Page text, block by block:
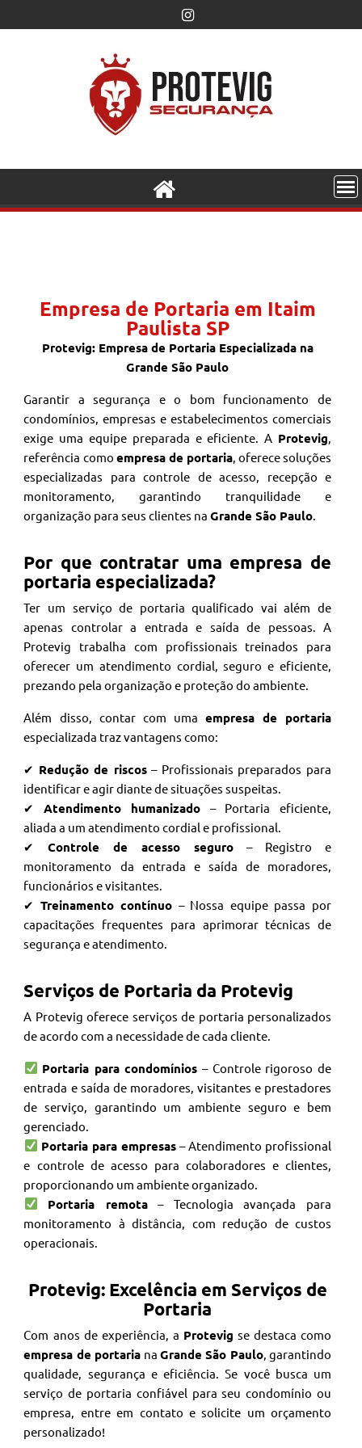
Empresa de Portaria em Itaim
Paulista SP
Protevig: Empresa de Portaria Especializada na
Grande São Paulo
Garantir a segurança e o bom funcionamento de
condomínios, empresas e estabelecimentos comerciais
exige uma equipe preparada e eficiente. A Protevig
referência como empresa de portaria, oferece soluções
especializadas para controle de acesso, recepção e
monitoramento, garantindo tranquilidade e
organização para seus clientes naGrande São Paulo
Por que contratar uma empresa de
portaria especializada?
Ter um serviço de portaria qualificado vai além de
apenas controlar a entrada e saída de pessoas. A
Protevig trabalha com profissionais treinados para
oferecer um atendimento cordial, seguro e eficiente,
prezando pela organização e proteção do ambiente.
Além disso, contar com uma empresa de portaria
especializada traz vantagens como:
✔ Redução de riscos– Profissionais preparados para
identificar e agir diante de situações suspeitas.
✔ Atendimento humanizado – Portaria eficiente,
aliada a um atendimento cordial e profissional.
✔ Controle de acesso seguro– Registro e
monitoramento da entrada e saída de moradores,
funcionários e visitantes.
✔ Treinamento contínuo – Nossa equipe passa por
capacitações frequentes para aprimorar técnicas de
segurança e atendimento.
Serviços de Portaria da Protevig
A Protevig oferece serviços de portaria personalizados
de acordo com a necessidade de cada cliente.
Portaria para condomínios – Controle rigoroso de
entrada e saída de moradores, visitantes e prestadores
de serviço, garantindo um ambiente seguro e bem
gerenciado.
Portaria para empresas– Atendimento profissional
e controle de acesso para colaboradores e clientes,
proporcionando um ambiente organizado.
Portaria remota– Tecnologia avançada para
monitoramento à distância, com redução de custos
operacionais.
Protevig: Excelência em Serviços de
Portaria
Com anos de experiência, a Protevig se destaca como
empresa de portaria na Grande São Paulo, garantindo
qualidade, segurança e eficiência. Se você busca um
serviço de portaria confiável para seu condomínio ou
empresa, entre em contato e solicite um orçamento
personalizado!